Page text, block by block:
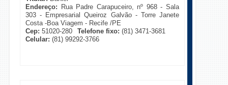
Endereço: Rua Padre Carapuceiro, nº 968 - Sala
303 - Empresarial Queiroz Galvão - Torre Janete
Costa -Boa Viagem - Recife /PE
Cep: 51020-280 Telefone fixo: (81) 3471-3681
Celular: (81) 99292-3766